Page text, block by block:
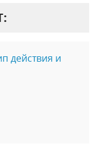
действия и